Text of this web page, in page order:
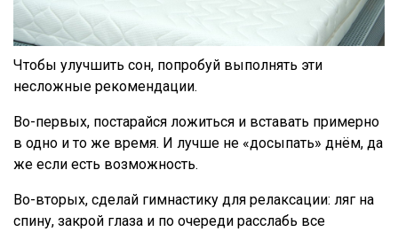
Чтобы улучшить сон, попробуй выполнять эти
несложные рекомендации.
Во-первых, постарайся ложиться и вставать примерно
в одно и то же время. И лучше не «досыпать» днём, да
же если есть возможность.
Во-вторых, сделай гимнастику для релаксации: ляг на
спину, закрой глаза и по очереди расслабь все